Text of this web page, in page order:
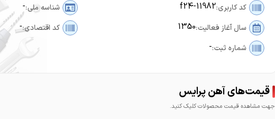
کد کاربری:f24-11982 شناسه ملی:-
سال آغاز فعالیت:1350 کد اقتصادی:-
شماره ثبت:-
قیمت‌های آهن پرایس
جهت مشاهده قیمت محصولات کلیک کنید.